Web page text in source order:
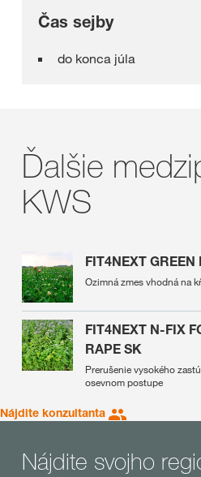
Čas sejby
do konca júla
Ďalšie
KWS
FIT4NEXT GREEN
Ozimná zmes vhodná na
FIT4NEXT N-FIX
RAPE SK
Prerušenie vysokého
osevnom postupe
Nájdite konzultanta
Nájdite svojho